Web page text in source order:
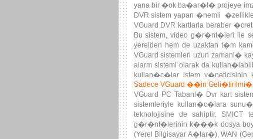
yana bir �ok ba�ar�l� projeye
DVR sistem yapan �nemli
VGuard DVR kartlarla beraber
Bu sistem, video g�r�nt�leri ile
yerelden hem de uzaktan t�m
VGuard sistemleri uzun
alarm sistemi olarak da
kullan�c�lar istem
y�netimlerinden farkl� olarak
Sadece VGuard ��in Geli�tirilmi�
VGuard PC Tabanl� Dvr kart
sistemleriyle kullan�c�lara
teknolojisine de sahiptir.
g�r�nt�lerinin k���k dosya
(Yerel Bilgisayar A�lar�), WAN